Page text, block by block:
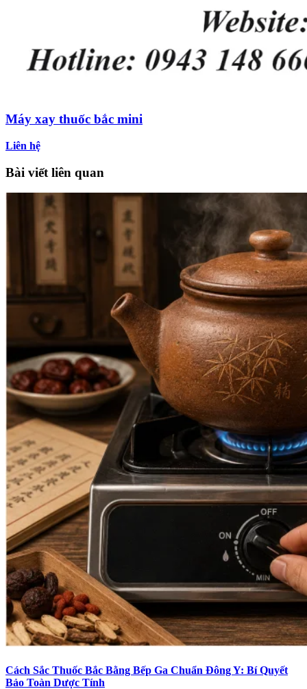
Máy xay thuốc bắc mini
Liên hệ
Bài viết liên quan
Cách Sắc Thuốc Bắc Bằng Bếp Ga Chuẩn Đông Y: Bí Quyết
Bảo Toàn Dược Tính